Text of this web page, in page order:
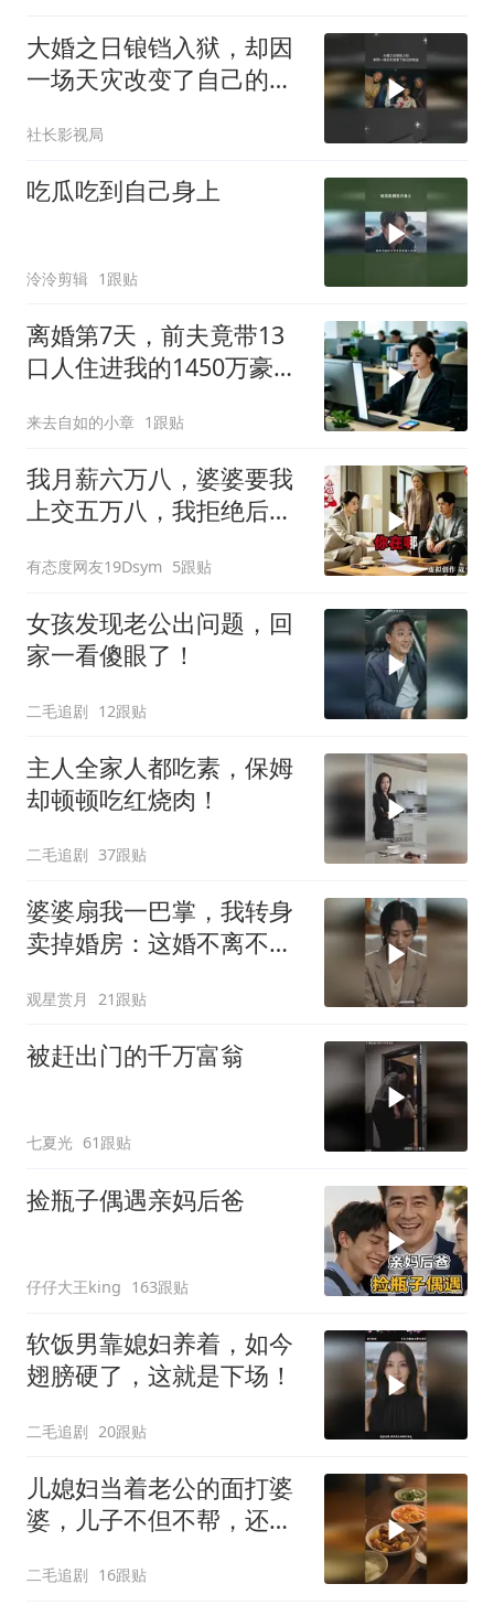
大婚之日锒铛入狱，却因
一场天灾改变了自己的命
社长影视局
吃瓜吃到自己身上
泠泠剪辑 1跟贴
离婚第7天，前夫竟带13
口人住进我的1450万豪
来去自如的小章 1跟贴
我月薪六万八，婆婆要我
上交五万八，我拒绝后她
离婚
有态度网友19Dsym 5跟贴
女孩发现老公出问题，回
家一看傻眼了！
二毛追剧 12跟贴
主人全家人都吃素，保姆
却顿顿吃红烧肉！
二毛追剧 37跟贴
婆婆扇我一巴掌，我转身
卖掉婚房：这婚不离不
观星赏月 21跟贴
被赶出门的千万富翁
七夏光 61跟贴
捡瓶子偶遇亲妈后爸
仔仔大王king 163跟贴
软饭男靠媳妇养着，如今
翅膀硬了，这就是下场！
二毛追剧 20跟贴
儿媳妇当着老公的面打婆
婆，儿子不但不帮，还助
二毛追剧 16跟贴